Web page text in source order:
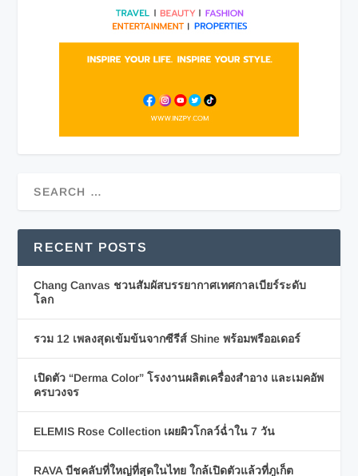
RECENT POSTS
Chang Canvas ชวนสัมผัสบรรยากาศเทศกาลเบียร์ระดับ
โลก
รวม 12 เพลงสุดเข้มข้นจากซีรีส์ Shine พร้อมพรีออเดอร์
เปิดตัว “Derma Color” โรงงานผลิตเครื่องสำอาง และเมคอัพ
ครบวงจร
ELEMIS Rose Collection เผยผิวโกลว์ฉ่ำใน 7 วัน
RAVA บีชคลับที่ใหญ่ที่สุดในไทย ใกล้เปิดตัวแล้วที่ภูเก็ต